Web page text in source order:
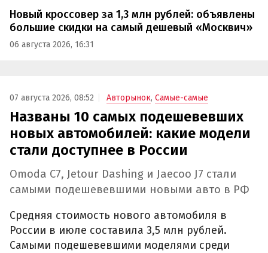
Новый кроссовер за 1,3 млн рублей: объявлены
большие скидки на самый дешевый «Москвич»
06 августа 2026, 16:31
07 августа 2026, 08:52 Авторынок, Самые-самые
Названы 10 самых подешевевших
новых автомобилей: какие модели
стали доступнее в России
Omoda C7, Jetour Dashing и Jaecoo J7 стали
самыми подешевевшими новыми авто в РФ
Средняя стоимость нового автомобиля в
России в июле составила 3,5 млн рублей.
Самыми подешевевшими моделями среди